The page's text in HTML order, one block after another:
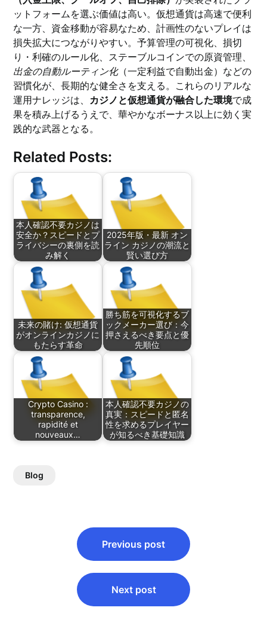
ットフォームを選ぶ価値は高い。仮想通貨は高速で便利
な一方、資金移動が容易なため、計画性のないプレイは
損失拡大につながりやすい。予算管理の可視化、損切
り・利確のルール化、ステーブルコインでの原資管理、
出金の自動ルーティン化（一定利益で自動出金）などの
習慣化が、長期的な健全さを支える。これらのリアルな
運用ナレッジは、 カジノと仮想通貨が融合した環境で成
果を積み上げるうえで、華やかなボーナス以上に効く実
践的な武器となる。
Related Posts:
本人確認不要カジノは
安全か？スピードとプ
ライバシーの裏側を読
み解く
2025年版・最新 オン
ライン カジノの潮流と
賢い選び方
未来の賭け: 仮想通貨
がオンラインカジノに
もたらす革命
勝ち筋を可視化するブ
ックメーカー選び：今
押さえるべき要点と優
先順位
Crypto Casino :
transparence,
rapidité et
nouveaux…
本人確認不要カジノの
真実：スピードと匿名
性を求めるプレイヤー
が知るべき基礎知識
Blog
navigation
Previous post
Next post